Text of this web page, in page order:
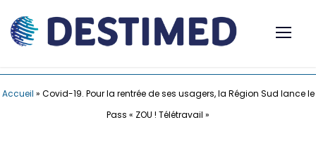
Accueil » Covid-19. Pour la rentrée de ses usagers, la Région Sud lance le
Pass « ZOU ! Télétravail »